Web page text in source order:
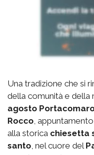
Una tradizione che si
della comunità e della
agosto
Rocco,
alla storica chiesetta
santo, nel cuore del